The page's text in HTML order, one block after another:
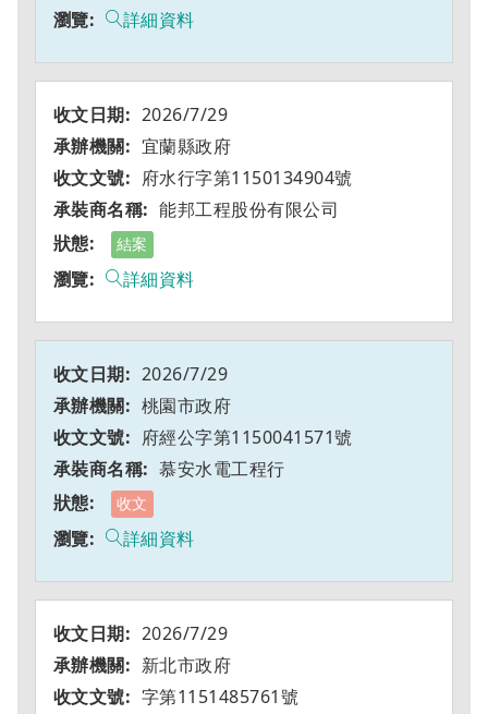
詳細資料
2026/7/29
宜蘭縣政府
府水行字第1150134904號
能邦工程股份有限公司
結案
詳細資料
2026/7/29
桃園市政府
府經公字第1150041571號
慕安水電工程行
收文
詳細資料
2026/7/29
新北市政府
字第1151485761號